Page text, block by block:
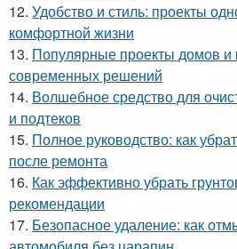
12. Удобство и стиль: проекты
комфортной жизни
13. Популярные проекты домов и
современных решений
14. Волшебное средство для
и подтеков
15. Полное руководство: как
после ремонта
16. Как эффективно убрать
рекомендации
17. Безопасное удаление: как